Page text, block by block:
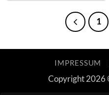
1
IMPRESSUM
Copyright 2026